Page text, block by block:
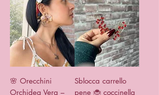
🌸 Orecchini
Orchidea Vera –
Sblocca carrello
pene 🐞 coccinella